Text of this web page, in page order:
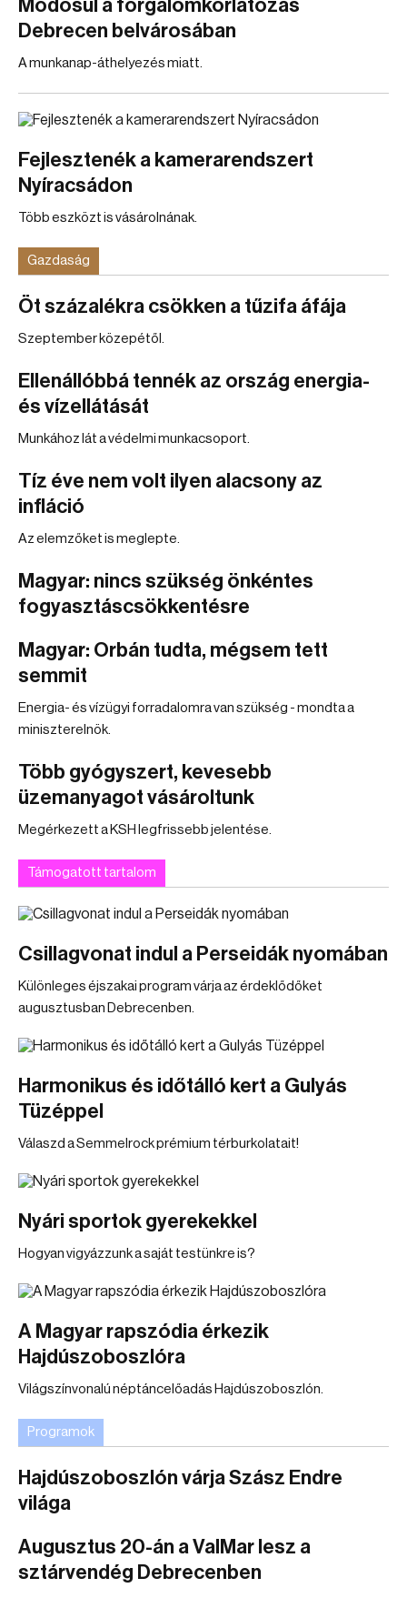
Módosul a forgalomkorlátozás
Debrecen belvárosában
A munkanap-áthelyezés miatt.
Fejlesztenék a kamerarendszert
Nyíracsádon
Több eszközt is vásárolnának.
Gazdaság
Öt százalékra csökken a tűzifa áfája
Szeptember közepétől.
Ellenállóbbá tennék az ország energia-
és vízellátását
Munkához lát a védelmi munkacsoport.
Tíz éve nem volt ilyen alacsony az
infláció
Az elemzőket is meglepte.
Magyar: nincs szükség önkéntes
fogyasztáscsökkentésre
Magyar: Orbán tudta, mégsem tett
semmit
Energia- és vízügyi forradalomra van szükség - mondta a
miniszterelnök.
Több gyógyszert, kevesebb
üzemanyagot vásároltunk
Megérkezett a KSH legfrissebb jelentése.
Támogatott tartalom
Csillagvonat indul a Perseidák nyomában
Különleges éjszakai program várja az érdeklődőket
augusztusban Debrecenben.
Harmonikus és időtálló kert a Gulyás
Tüzéppel
Válaszd a Semmelrock prémium térburkolatait!
Nyári sportok gyerekekkel
Hogyan vigyázzunk a saját testünkre is?
A Magyar rapszódia érkezik
Hajdúszoboszlóra
Világszínvonalú néptáncelőadás Hajdúszoboszlón.
Programok
Hajdúszoboszlón várja Szász Endre
világa
Augusztus 20-án a ValMar lesz a
sztárvendég Debrecenben